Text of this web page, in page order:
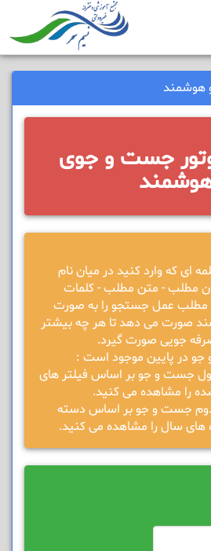
هوشمند
جست و جوی
ای که وارد کنید در میان نام
مطلب - متن مطلب - کلمات
مطلب عمل جستجو را به صورت
صورت می دهد تا هر چه بیشتر
جویی صورت گیرد.
در پایین موجود است :
اول جست و جو بر اساس فیلتر های
را مشاهده می کنید.
دوم جست و جو بر اساس دسته
های سال را مشاهده می کنید.